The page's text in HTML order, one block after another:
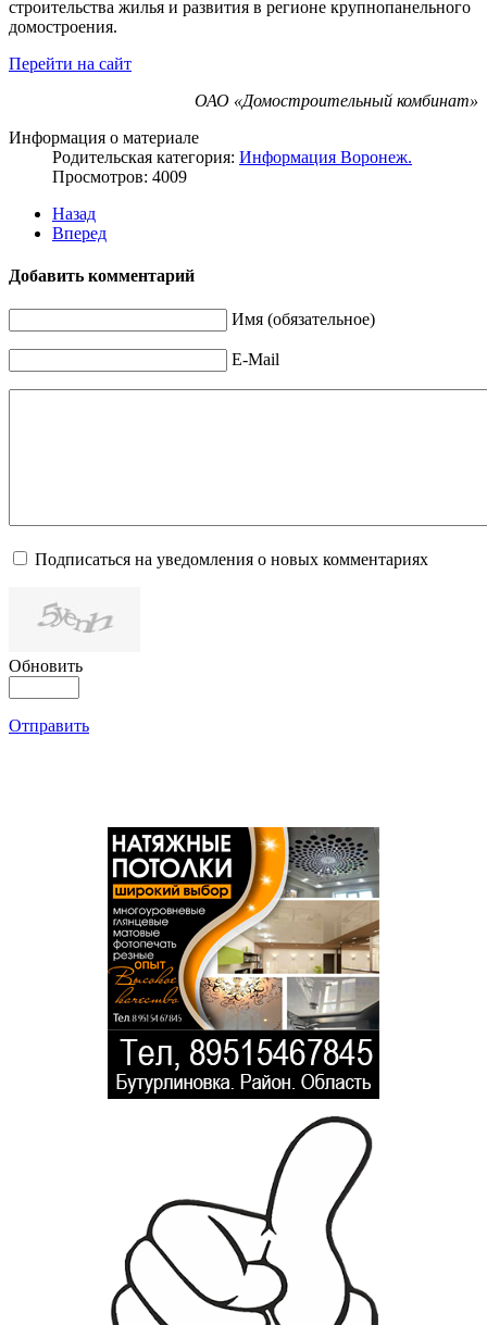
строительства жилья и развития в регионе крупнопанельного
домостроения.
Перейти на сайт
ОАО «Домостроительный комбинат»
Информация о материале
Родительская категория: Информация Воронеж.
Просмотров: 4009
Назад
Вперед
Добавить комментарий
Имя (обязательное)
E-Mail
Подписаться на уведомления о новых комментариях
Обновить
Отправить